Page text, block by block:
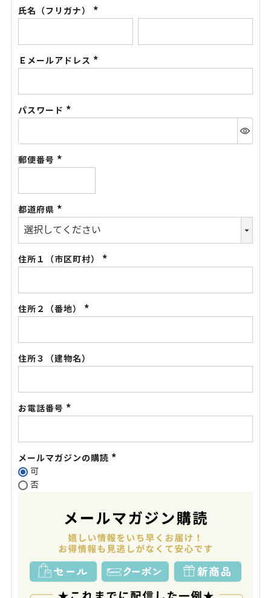
氏名（フリガナ）
Ｅメールアドレス
パスワード
郵便番号
都道府県
(必
住所１（市区町村）
住所２（番地）
住所３（建物名）
お電話番号
メールマガジンの購読
可
否